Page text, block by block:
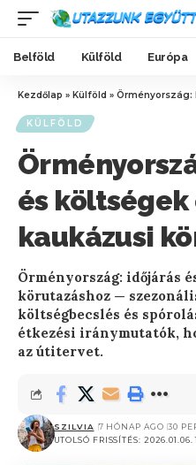
Belföld Külföld Európa
Kezdőlap » Külföld » Örményország:
KÜLFÖLD
és költségek
kaukázusi
Örményország: időjárás
körutazáshoz —
költségbecslés és
étkezési iránymutatók,
az útitervet.
UTOLSÓ FRISSÍTÉS: 2026.01.06.
SZILVIA 7 HÓNAP AGO 30